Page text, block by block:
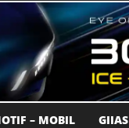
– MOBIL GIIAS